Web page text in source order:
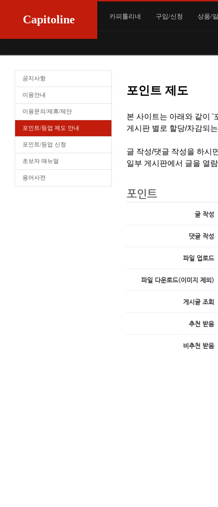
Capitoline 카피톨리네 구입/신청 상품/
공지사항
이용안내
이용문의/제휴/제안
포인트/등업 제도 안내
포인트/등업 신청
초보자 매뉴얼
용어사전
포인트 제도
본 사이트는 아래와 같이 '
게시판 별로 할당/차감되
글 작성/댓글 작성을 하시
일부 게시판에서 글을 열
포인트
글 작성
댓글 작성
파일 업로드
파일 다운로드(이미지 제외)
게시글 조회
추천 받음
비추천 받음